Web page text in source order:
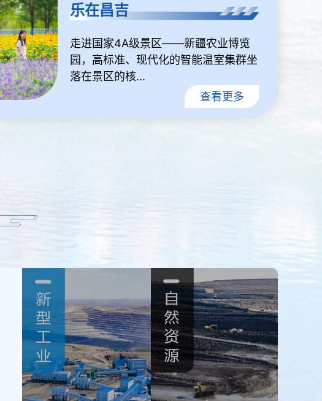
乐在昌吉
走进国家4A级景区——新疆农业博览
园，高标准、现代化的智能温室集群坐
落在景区的核...
查看更多
新型工业
昌吉回族自治州工业转
型升级步伐加快。呼图壁
能 高速棒材——型材生产